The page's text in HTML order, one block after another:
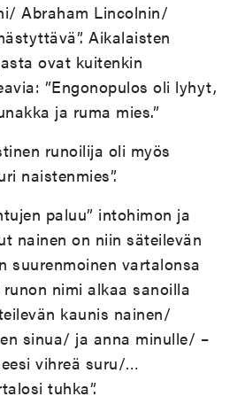
Abraham Lincolnin/
Aikalaisten
ovat kuitenkin
”Engonopulos oli lyhyt,
ja ruma mies.”
runoilija oli myös
naistenmies”.
paluu” intohimon ja
nainen on niin säteilevän
suurenmoinen vartalonsa
nimi alkaa sanoilla
kaunis nainen/
sinua/ ja anna minulle/ –
vihreä suru/…
tuhka”.